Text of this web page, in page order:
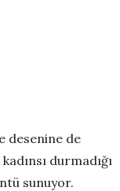
desenine de
durmadığı
sunuyor.